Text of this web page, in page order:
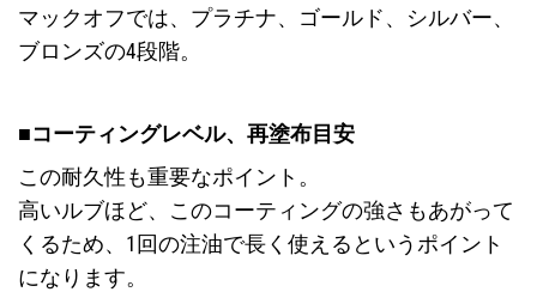
マックオフでは、プラチナ、ゴールド、シルバー、
ブロンズの4段階。
■コーティングレベル、再塗布目安
この耐久性も重要なポイント。
高いルブほど、このコーティングの強さもあがって
くるため、1回の注油で長く使えるというポイント
になります。